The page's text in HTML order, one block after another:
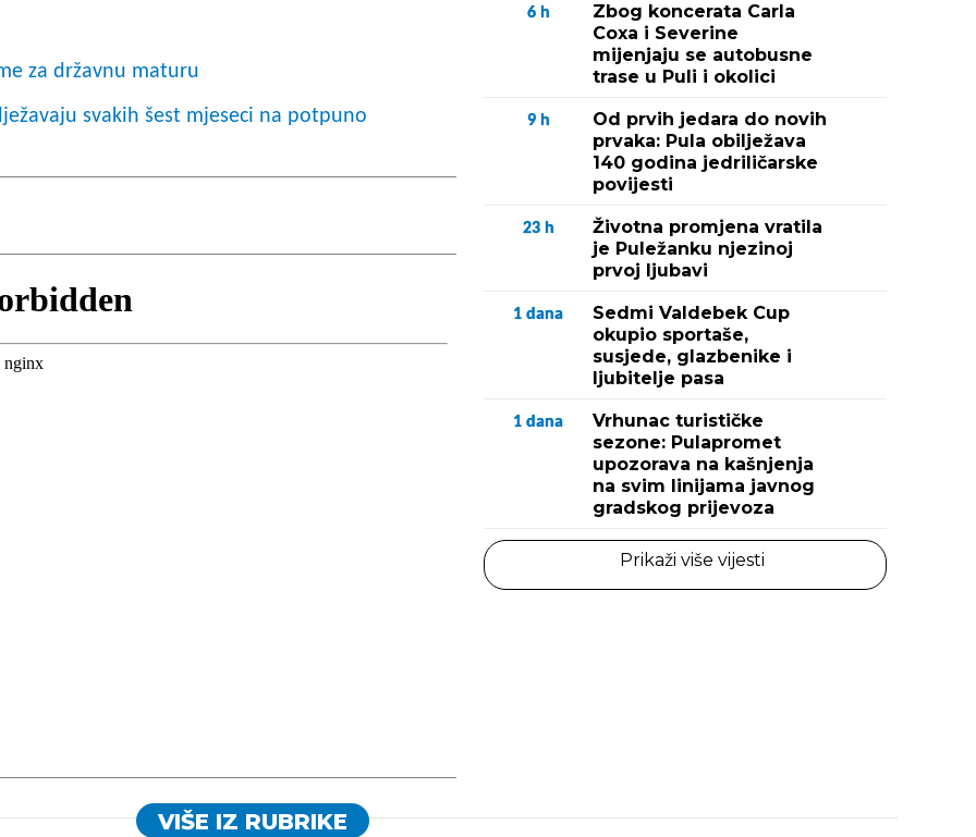
za državnu maturu
svakih šest mjeseci na potpuno
6 h
Zbog koncerata Carla
Coxa i Severine
mijenjaju se autobusne
trase u Puli i okolici
9 h
Od prvih jedara do novih
prvaka: Pula obilježava
140 godina jedriličarske
povijesti
23 h
Životna promjena vratila
je Puležanku njezinoj
prvoj ljubavi
1 dana
Sedmi Valdebek Cup
okupio sportaše,
susjede, glazbenike i
ljubitelje pasa
1 dana
Vrhunac turističke
sezone: Pulapromet
upozorava na kašnjenja
na svim linijama javnog
gradskog prijevoza
Prikaži više vijesti
VIŠE IZ RUBRIKE